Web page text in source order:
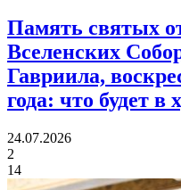
Память святых
Вселенских
Гавриила,
года: что будет в
24.07.2026
2
14